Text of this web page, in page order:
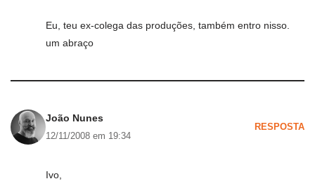
Eu, teu ex-colega das produções, também entro nisso.
um abraço
João Nunes
12/11/2008 em 19:34
RESPOSTA
Ivo,